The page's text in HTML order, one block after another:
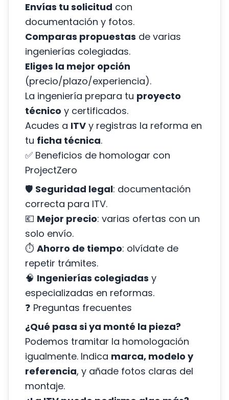
Envías tu solicitud con
documentación y fotos.
Comparas propuestas de varias
ingenierías colegiadas.
Eliges la mejor opción
(precio/plazo/experiencia).
La ingeniería prepara tu proyecto
técnico y certificados.
Acudes a ITV y registras la reforma en
tu ficha técnica.
✅ Beneficios de homologar con
ProjectZero
🛡️ Seguridad legal: documentación
correcta para ITV.
💶 Mejor precio: varias ofertas con un
solo envío.
⏱️ Ahorro de tiempo: olvídate de
repetir trámites.
🧠 Ingenierías colegiadas y
especializadas en reformas.
❓ Preguntas frecuentes
¿Qué pasa si ya monté la pieza?
Podemos tramitar la homologación
igualmente. Indica marca, modelo y
referencia, y añade fotos claras del
montaje.